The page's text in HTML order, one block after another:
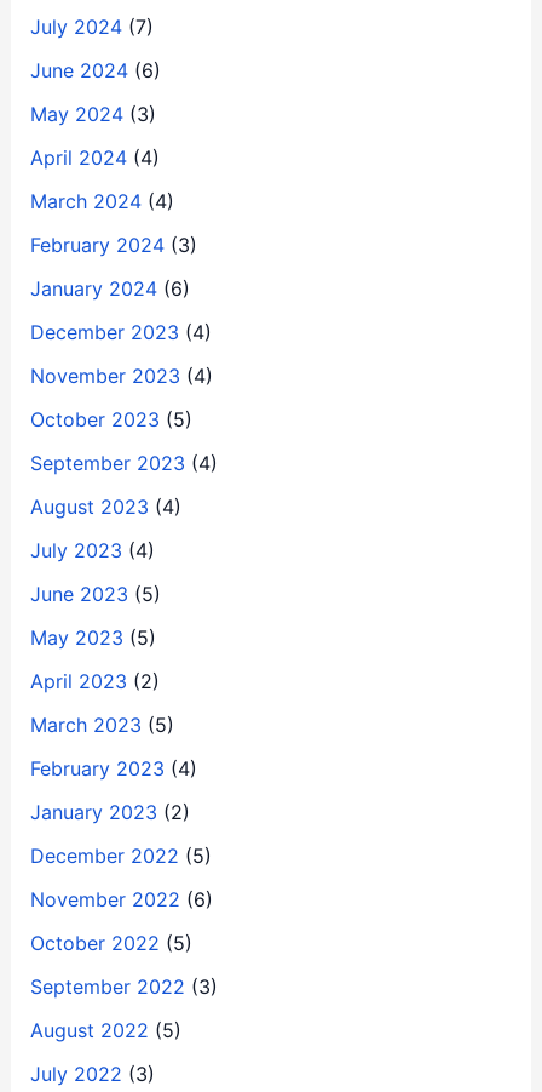
July 2024(7)
June 2024(6)
May 2024(3)
April 2024(4)
March 2024(4)
February 2024(3)
January 2024(6)
December 2023 (4)
November 2023 (4)
October 2023 (5)
September 2023 (4)
August 2023 (4)
July 2023 (4)
June 2023 (5)
May 2023 (5)
April 2023 (2)
March 2023 (5)
February 2023 (4)
January 2023 (2)
December 2022 (5)
November 2022 (6)
October 2022 (5)
September 2022 (3)
August 2022 (5)
July 2022 (3)